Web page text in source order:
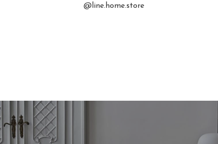
@line.home.store